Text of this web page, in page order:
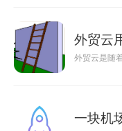
外贸云
外贸云是随
一块机